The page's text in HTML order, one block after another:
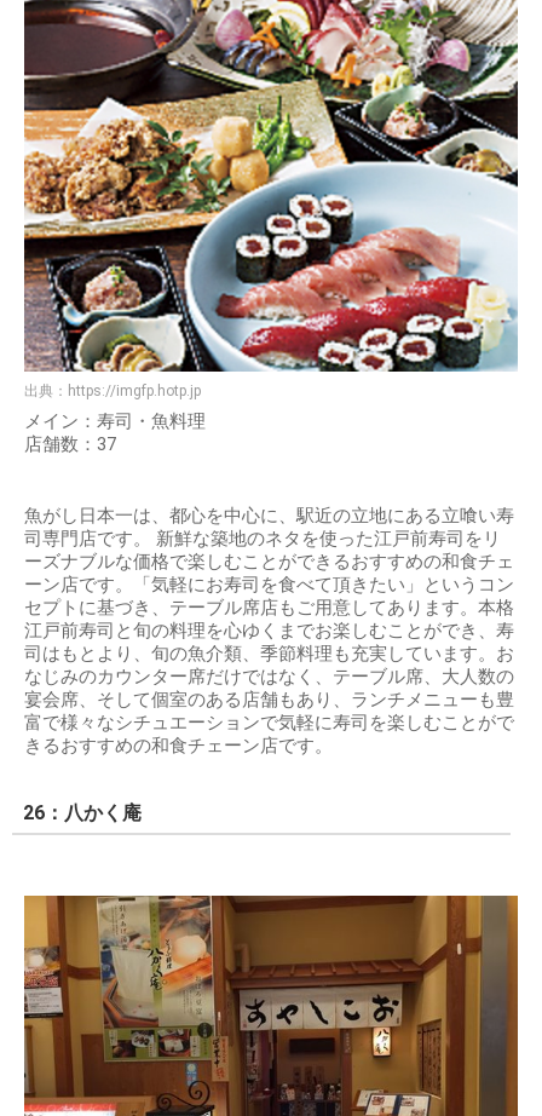
出典： https://imgfp.hotp.jp
メイン：寿司・魚料理
店舗数：37
魚がし日本一は、都心を中心に、駅近の立地にある立喰い寿
司専門店です。 新鮮な築地のネタを使った江戸前寿司をリ
ーズナブルな価格で楽しむことができるおすすめの和食チェ
ーン店です。「気軽にお寿司を食べて頂きたい」というコン
セプトに基づき、テーブル席店もご用意してあります。本格
江戸前寿司と旬の料理を心ゆくまでお楽しむことができ、寿
司はもとより、旬の魚介類、季節料理も充実しています。お
なじみのカウンター席だけではなく、テーブル席、大人数の
宴会席、そして個室のある店舗もあり、ランチメニューも豊
富で様々なシチュエーションで気軽に寿司を楽しむことがで
きるおすすめの和食チェーン店です。
26：八かく庵